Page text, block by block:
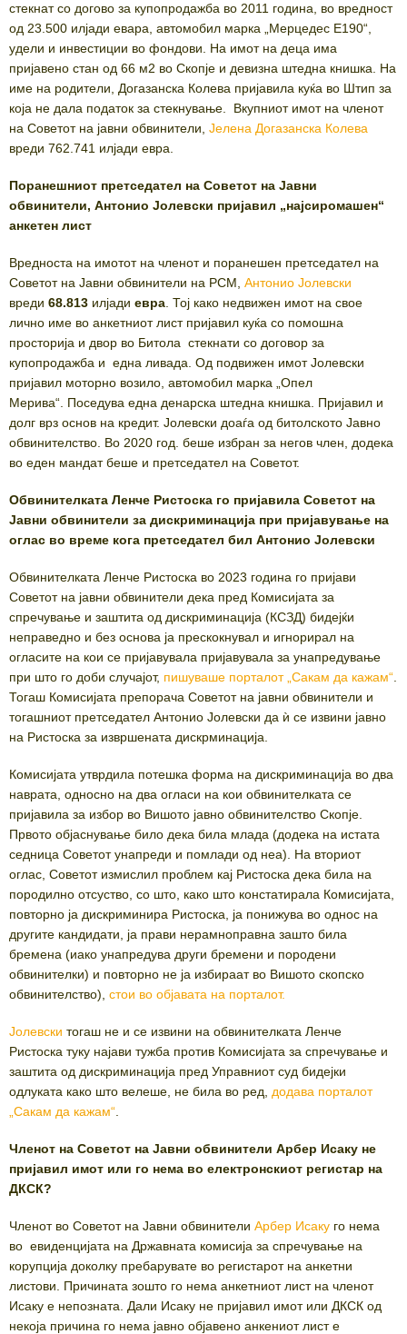
стекнат со догово за купопродажба во 2011 година, во вредност
од 23.500 илјади евара, автомобил марка „Мерцедес Е190“,
удели и инвестиции во фондови. На имот на деца има
пријавено стан од 66 м2 во Скопје и девизна штедна книшка. На
име на родители, Догазанска Колева пријавила куќа во Штип за
која не дала податок за стекнување. Вкупниот имот на членот
на Советот на јавни обвинители, Јелена Догазанска Колева
вреди 762.741 илјади евра.
Поранешниот претседател на Советот на Јавни
обвинители, Антонио Јолевски пријавил „најсиромашен“
анкетен лист
Вредноста на имотот на членот и поранешен претседател на
Советот на Јавни обвинители на РСМ, Антонио Јолевски
вреди 68.813 илјади евра . Тој како недвижен имот на свое
лично име во анкетниот лист пријавил куќа со помошна
просторија и двор во Битола стекнати со договор за
купопродажба и една ливада. Од подвижен имот Јолевски
пријавил моторно возило, автомобил марка „Опел
Мерива“. Поседува една денарска штедна книшка. Пријавил и
долг врз основ на кредит. Јолевски доаѓа од битолското Јавно
обвинителство. Во 2020 год. беше избран за негов член, додека
во еден мандат беше и претседател на Советот.
Обвинителката Ленче Ристоска го пријавила Советот на
Јавни обвинители за дискриминација при пријавување на
оглас во време кога претседател бил Антонио Јолевски
Обвинителката Ленче Ристоска во 2023 година го пријави
Советот на јавни обвинители дека пред Комисијата за
спречување и заштита од дискриминација (КСЗД) бидејќи
неправедно и без основа ја прескокнувал и игнорирал на
огласите на кои се пријавувала пријавувала за унапредување
при што го доби случајот, пишуваше порталот „Сакам да кажам“
Тогаш Комисијата препорача Советот на јавни обвинители и
тогашниот претседател Антонио Јолевски да ѝ се извини јавно
на Ристоска за извршената дискрминација.
Комисијата утврдила потешка форма на дискриминација во два
наврата, односно на два огласи на кои обвинителката се
пријавила за избор во Вишото јавно обвинителство Скопје.
Првото објаснување било дека била млада (додека на истата
седница Советот унапреди и помлади од неа). На вториот
оглас, Советот измислил проблем кај Ристоска дека била на
породилно отсуство, со што, како што констатирала Комисијата,
повторно ја дискриминира Ристоска, ја понижува во однос на
другите кандидати, ја прави нерамноправна зашто била
бремена (иако унапредува други бремени и породени
обвинителки) и повторно не ја избираат во Вишото скопско
обвинителство), стои во објавата на порталот.
Јолевски тогаш не и се извини на обвинителката Ленче
Ристоска туку најави тужба против Комисијата за спречување и
заштита од дискриминација пред Управниот суд бидејки
одлуката како што велеше, не била во ред, додава порталот
„Сакам да кажам“
Членот на Советот на Јавни обвинители Арбер Исаку не
пријавил имот или го нема во електронскиот регистар на
ДКСК?
Членот во Советот на Јавни обвинители Арбер Исаку го нема
во евиденцијата на Државната комисија за спречување на
корупција доколку пребарувате во регистарот на анкетни
листови. Причината зошто го нема анкетниот лист на членот
Исаку е непозната. Дали Исаку не пријавил имот или ДКСК од
некоја причина го нема јавно објавено анкениот лист е